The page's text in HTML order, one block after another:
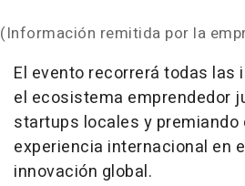
(Información remitida por la
El evento recorrerá todas las
el ecosistema emprendedor
startups locales y premiando
experiencia internacional en
innovación global.